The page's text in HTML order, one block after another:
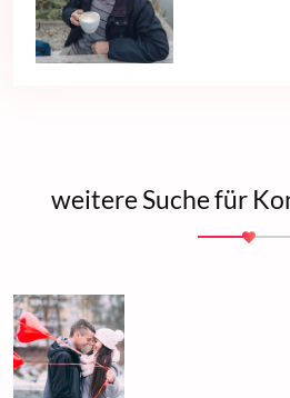
weitere Suche für